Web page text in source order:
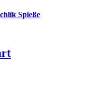
Spieße